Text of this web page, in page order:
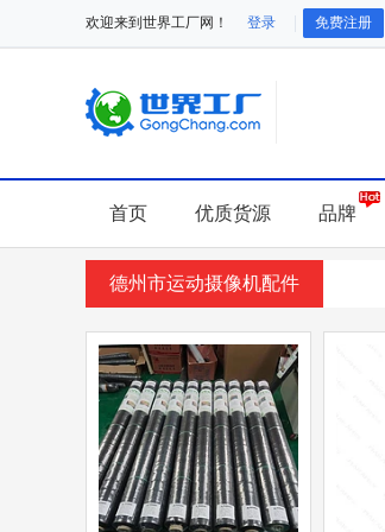
欢迎来到世界工厂网！ 登录 免费注册
首页 优质货源 品牌
德州市运动摄像机配件